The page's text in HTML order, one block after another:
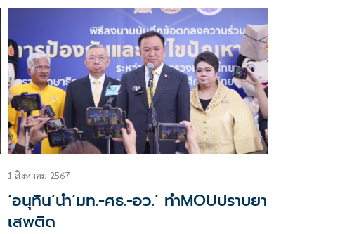
ต.บ้านไร่ อ.บ้านไร่ จ. อุทัยธานี
1 สิงหาคม 2567
‘อนุทิน’นำ‘มท.-ศธ.-อว.’ ทำMOUปราบยา
เสพติด